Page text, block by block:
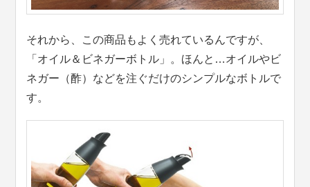
それから、この商品もよく売れているんですが、
「オイル＆ビネガーボトル」。ほんと…オイルやビ
ネガー（酢）などを注ぐだけのシンプルなボトルで
す。